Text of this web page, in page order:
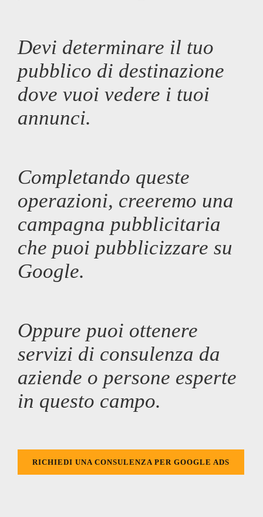
Devi determinare il tuo
pubblico di destinazione
dove vuoi vedere i tuoi
annunci.
Completando queste
operazioni, creeremo una
campagna pubblicitaria
che puoi pubblicizzare su
Google.
Oppure puoi ottenere
servizi di consulenza da
aziende o persone esperte
in questo campo.
RICHIEDI UNA CONSULENZA PER GOOGLE ADS